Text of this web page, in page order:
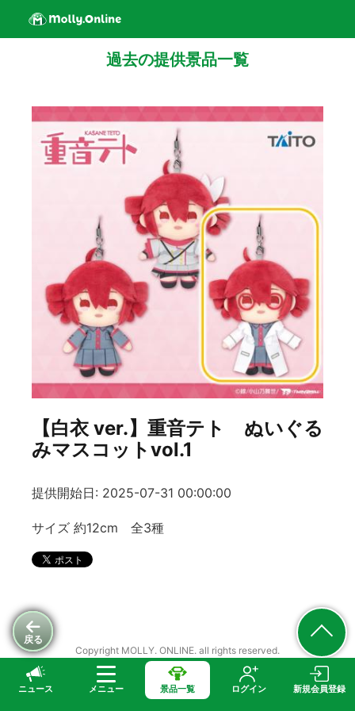
ニュース メニュー 景品一覧 ログイン 新規会員登録
戻る
過去の提供景品一覧
【白衣 ver.】重音テト ぬいぐる
みマスコットvol.1
提供開始日: 2025-07-31 00:00:00
サイズ 約12cm 全3種
Copyright MOLLY. ONLINE. all rights reserved.